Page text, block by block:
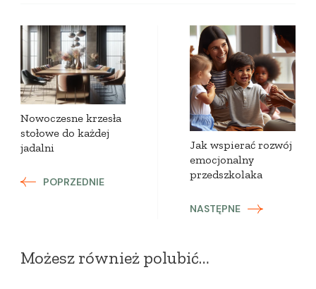
Zobacz
wpisy
Nowoczesne krzesła
stołowe do każdej
jadalni
POPRZEDNIE
Jak wspierać rozwój
emocjonalny
przedszkolaka
NASTĘPNE
Możesz również polubić…